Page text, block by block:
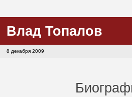
Влад Топалов
8 декабря 2009